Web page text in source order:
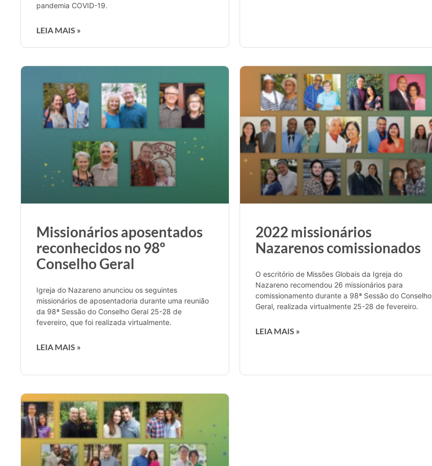
pandemia COVID-19.
LEIA MAIS »
Missionários aposentados
reconhecidos no 98º
Conselho Geral
Igreja do Nazareno anunciou os seguintes
missionários de aposentadoria durante uma reunião
da 98ª Sessão do Conselho Geral 25-28 de
fevereiro, que foi realizada virtualmente.
LEIA MAIS »
2022 missionários
Nazarenos comissionados
O escritório de Missões Globais da Igreja do
Nazareno recomendou 26 missionários para
comissionamento durante a 98ª Sessão do Conselho
Geral, realizada virtualmente 25-28 de fevereiro.
LEIA MAIS »